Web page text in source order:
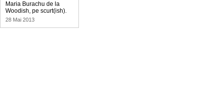
Maria Burachu de la
Woodish, pe scurt(ish).
28 Mai 2013